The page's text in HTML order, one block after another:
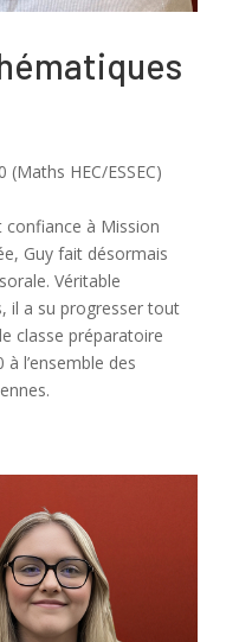
(Maths HEC/ESSEC)
confiance à Mission
Guy fait désormais
Véritable
il a su progresser tout
classe préparatoire
l’ensemble des